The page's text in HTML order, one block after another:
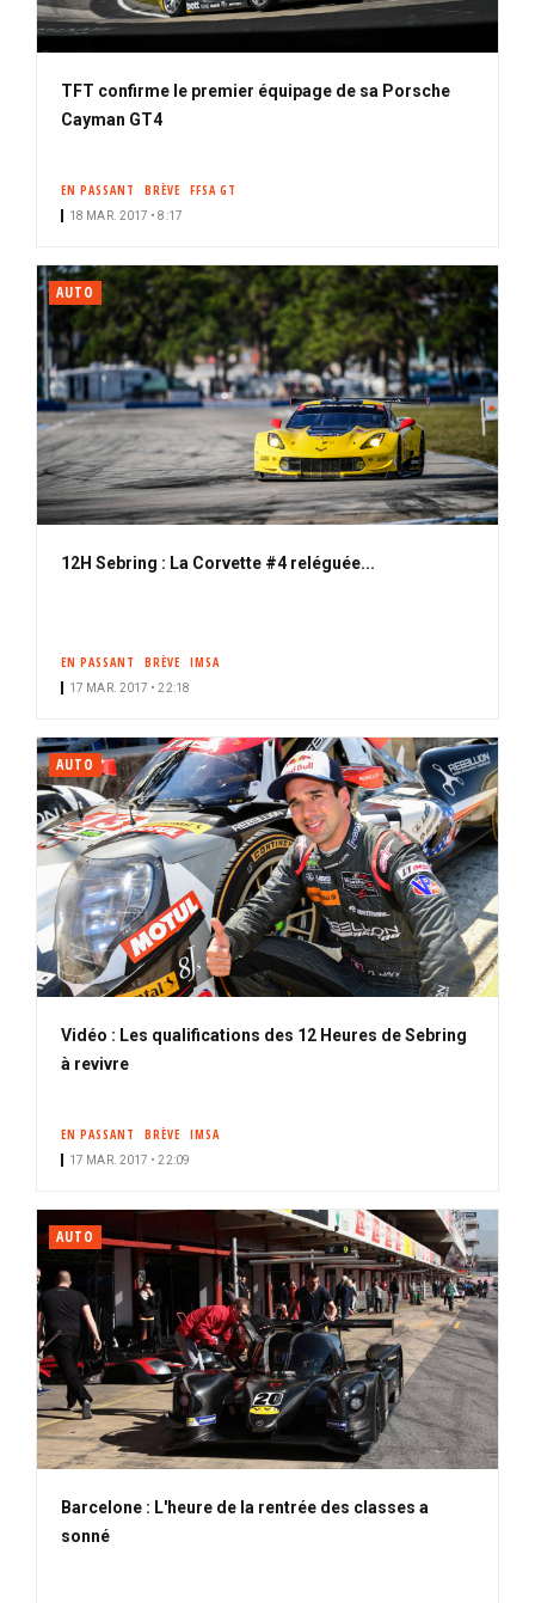
TFT confirme le premier équipage de sa Porsche
Cayman GT4
EN PASSANT BRÈVE FFSA GT
18 MAR. 2017 • 8:17
AUTO
12H Sebring : La Corvette #4 reléguée...
EN PASSANT BRÈVE IMSA
17 MAR. 2017 • 22:18
AUTO
Vidéo : Les qualifications des 12 Heures de Sebring
à revivre
EN PASSANT BRÈVE IMSA
17 MAR. 2017 • 22:09
AUTO
Barcelone : L'heure de la rentrée des classes a
sonné